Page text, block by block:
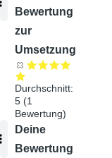
Bewertung
zur
Umsetzung
Durchschnitt:
5 (1
Bewertung)
Audiodatei
Deine
Bewertung